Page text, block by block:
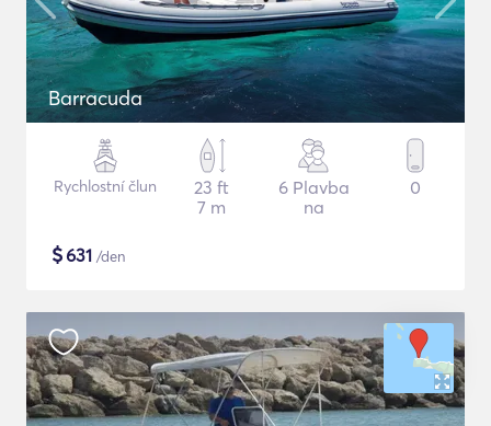
Barracuda
Rychlostní člun
23 ft
7 m
6 Plavba
na
0
$631 /den